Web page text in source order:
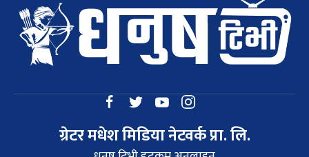
ग्रेटर मधेश मिडिया नेटवर्क प्रा. लि.